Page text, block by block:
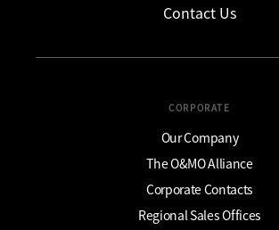
Contact Us
CORPORATE
Our Company
The O&MO Alliance
Corporate Contacts
Regional Sales Offices